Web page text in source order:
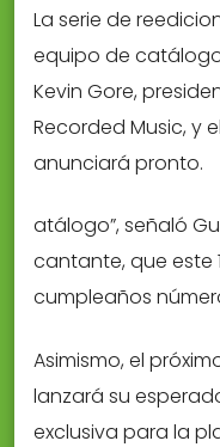
La serie de
equipo de
Kevin Gore,
Recorded Music, y
anunciará pronto.
atálogo”, señaló
cantante, que este
cumpleaños
Asimismo, el
lanzará su
exclusiva para la